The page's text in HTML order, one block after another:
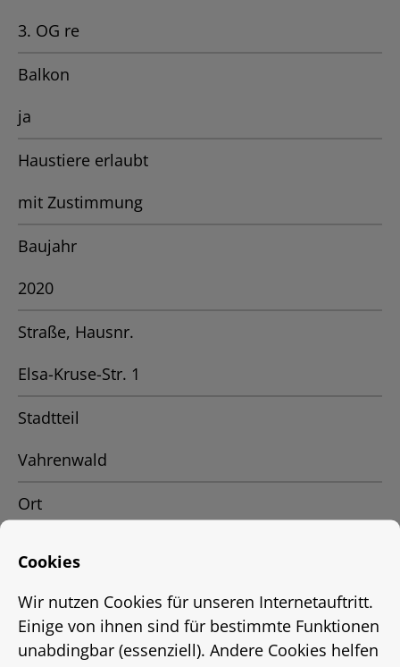
3. OG re
Balkon
ja
Haustiere erlaubt
mit Zustimmung
Baujahr
2020
Straße, Hausnr.
Elsa-Kruse-Str. 1
Stadtteil
Vahrenwald
Ort
vermietet
Cookies
Wir nutzen Cookies für unseren Internetauftritt.
Einige von ihnen sind für bestimmte Funktionen
unabdingbar (essenziell). Andere Cookies helfen